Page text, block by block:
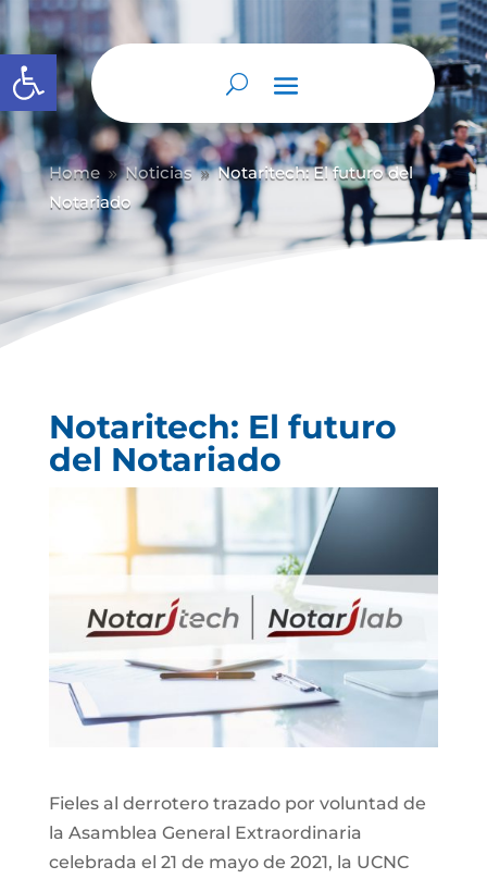
Abrir barra de herramientas
Home 9 Noticias 9 Notaritech: El futuro del
Notariado
Notaritech: El futuro
del Notariado
Fieles al derrotero trazado por voluntad de
la Asamblea General Extraordinaria
celebrada el 21 de mayo de 2021, la UCNC